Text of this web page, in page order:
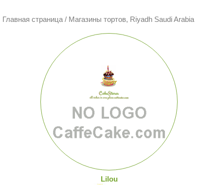
Главная страница / Магазины тортов, Riyadh Saudi Arabia
Lilou